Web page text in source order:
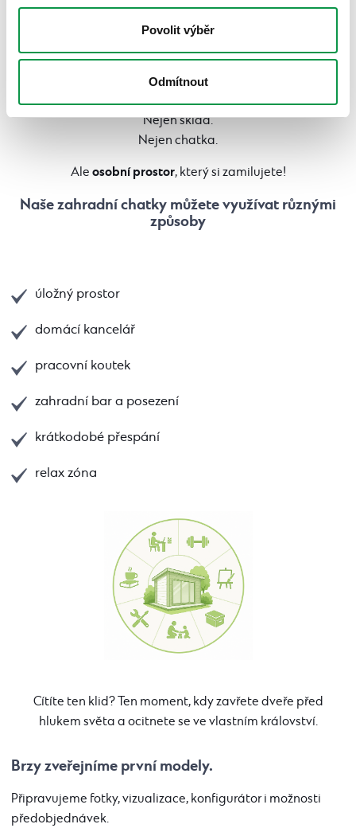
Povolit výběr
Odmítnout
Zahradní chatka jako váš nový prostor života
Nejen sklad.
Nejen chatka.
Ale osobní prostor, který si zamilujete!
Naše zahradní chatky můžete využívat různými
způsoby
úložný prostor
domácí kancelář
pracovní koutek
zahradní bar a posezení
krátkodobé přespání
relax zóna
Cítíte ten klid? Ten moment, kdy zavřete dveře před
hlukem světa a ocitnete se ve vlastním království.
Brzy zveřejníme první modely.
Připravujeme fotky, vizualizace, konfigurátor i možnosti
předobjednávek.